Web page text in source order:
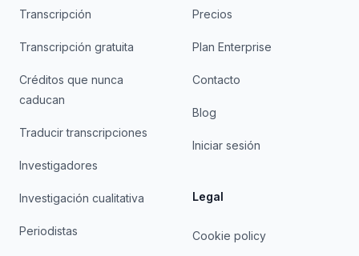
Transcripción
Transcripción gratuita
Créditos que nunca
caducan
Traducir transcripciones
Investigadores
Investigación cualitativa
Periodistas
Precios
Plan Enterprise
Contacto
Blog
Iniciar sesión
Legal
Cookie policy